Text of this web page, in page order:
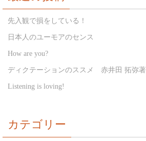
先入観で損をしている！
日本人のユーモアのセンス
How are you?
ディクテーションのススメ 赤井田 拓弥著
Listening is loving!
カテゴリー